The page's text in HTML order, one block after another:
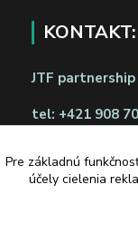
KONTAKT:
JTF partnership
tel: +421 908
napíšte nám
Odstúpiť od
Pre základnú
účely cielenia